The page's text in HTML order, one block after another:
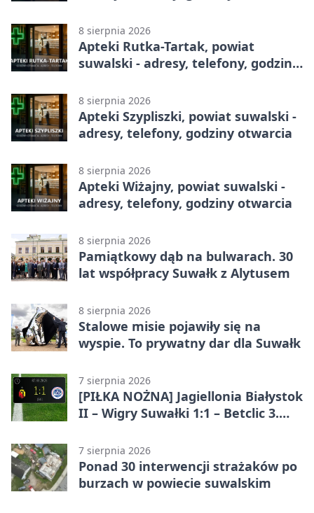
8 sierpnia 2026
Apteki Rutka-Tartak, powiat
suwalski - adresy, telefony, godziny
8 sierpnia 2026
Apteki Szypliszki, powiat suwalski -
adresy, telefony, godziny otwarcia
8 sierpnia 2026
Apteki Wiżajny, powiat suwalski -
adresy, telefony, godziny otwarcia
8 sierpnia 2026
Pamiątkowy dąb na bulwarach. 30
lat współpracy Suwałk z Alytusem
8 sierpnia 2026
Stalowe misie pojawiły się na
wyspie. To prywatny dar dla Suwałk
7 sierpnia 2026
[PIŁKA NOŻNA] Jagiellonia Białystok
II – Wigry Suwałki 1:1 – Betclic 3.
7 sierpnia 2026
Ponad 30 interwencji strażaków po
burzach w powiecie suwalskim